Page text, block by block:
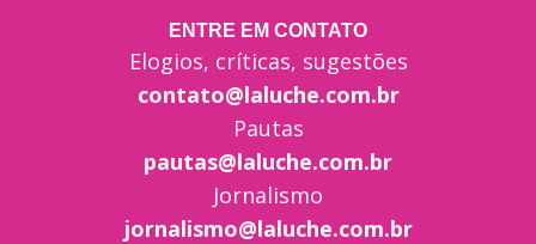
ENTRE EM CONTATO
Elogios, críticas, sugestões
contato@laluche.com.br
Pautas
pautas@laluche.com.br
Jornalismo
jornalismo@laluche.com.br